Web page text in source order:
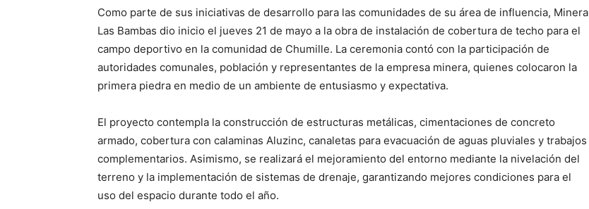
Como parte de sus iniciativas de desarrollo para las comunidades de su área de influencia, Minera
Las Bambas dio inicio el jueves 21 de mayo a la obra de instalación de cobertura de techo para el
campo deportivo en la comunidad de Chumille. La ceremonia contó con la participación de
autoridades comunales, población y representantes de la empresa minera, quienes colocaron la
primera piedra en medio de un ambiente de entusiasmo y expectativa.
El proyecto contempla la construcción de estructuras metálicas, cimentaciones de concreto
armado, cobertura con calaminas Aluzinc, canaletas para evacuación de aguas pluviales y trabajos
complementarios. Asimismo, se realizará el mejoramiento del entorno mediante la nivelación del
terreno y la implementación de sistemas de drenaje, garantizando mejores condiciones para el
uso del espacio durante todo el año.